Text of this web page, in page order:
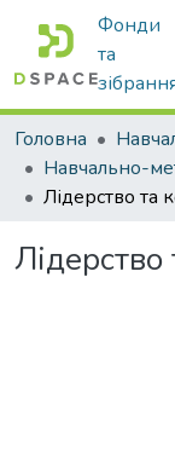
Фонди
та
Головна